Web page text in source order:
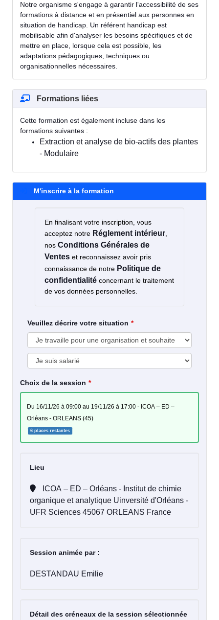
Notre organisme s'engage à garantir l'accessibilité de ses
formations à distance et en présentiel aux personnes en
situation de handicap. Un référent handicap est
mobilisable afin d'analyser les besoins spécifiques et de
mettre en place, lorsque cela est possible, les
adaptations pédagogiques, techniques ou
organisationnelles nécessaires.
Formations liées
Cette formation est également incluse dans les
formations suivantes :
Extraction et analyse de bio-actifs des plantes
- Modulaire
M'inscrire à la formation
En finalisant votre inscription, vous
acceptez notre Réglement intérieur,
nos Conditions Générales de
Ventes et reconnaissez avoir pris
connaissance de notre Politique de
confidentialité concernant le traitement
de vos données personnelles.
Veuillez décrire votre situation
Choix de la session
du 16/11/26 à 09:00 au 19/11/26 à 17:00 - ICOA – ED –
Orléans - ORLEANS (45)
6 places restantes
Lieu
organique et analytique Uinversité d'Orléans -
UFR Sciences 45067 ORLEANS France
Session animée par :
DESTANDAU Emilie
Détail des créneaux de la session sélectionnée